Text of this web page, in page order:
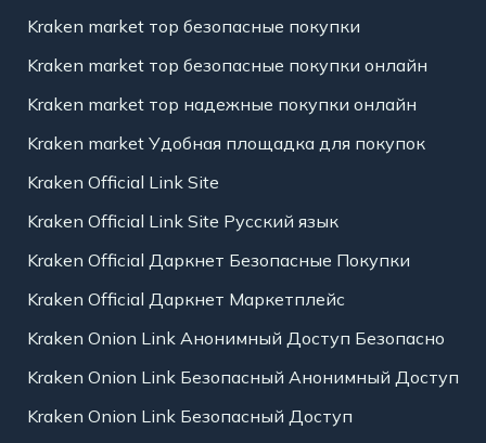
Kraken market тор безопасные покупки
Kraken market тор безопасные покупки онлайн
Kraken market тор надежные покупки онлайн
Kraken market Удобная площадка для покупок
Kraken Official Link Site
Kraken Official Link Site Русский язык
Kraken Official Даркнет Безопасные Покупки
Kraken Official Даркнет Маркетплейс
Kraken Onion Link Анонимный Доступ Безопасно
Kraken Onion Link Безопасный Анонимный Доступ
Kraken Onion Link Безопасный Доступ